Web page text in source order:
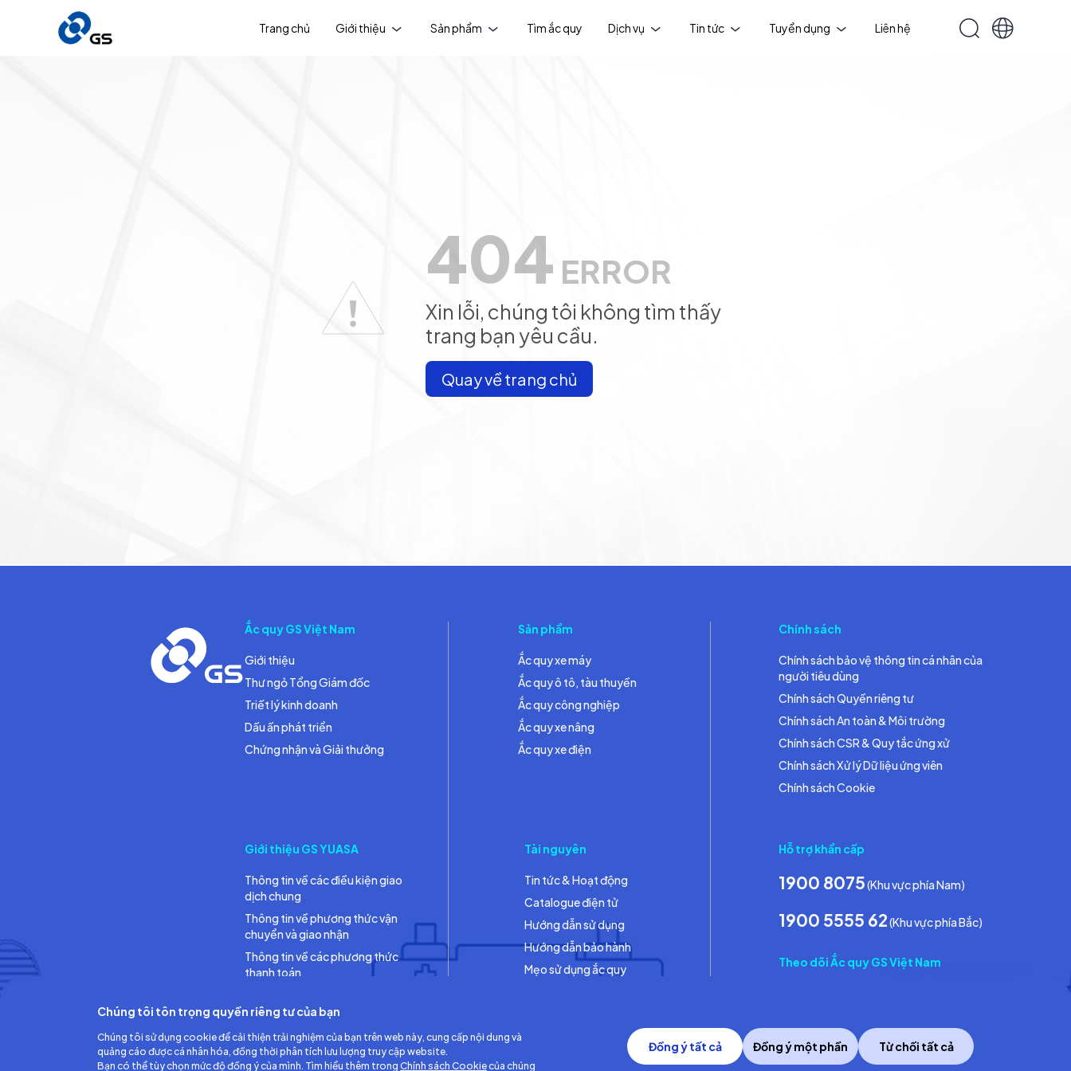
Trang chủ Giới thiệu Sản phẩm Tìm ắc quy Dịch vụ Tin tức Tuyển dụng Liên hệ
404 ERROR
Xin lỗi, chúng tôi không tìm thấy
trang bạn yêu cầu.
Quay về trang chủ
Ắc quy GS Việt Nam
Giới thiệu
Thư ngỏ Tổng Giám đốc
Triết lý kinh doanh
Dấu ấn phát triển
Chứng nhận và Giải thưởng
Sản phẩm
Ắc quy xe máy
Ắc quy ô tô, tàu thuyền
Ắc quy công nghiệp
Ắc quy xe nâng
Ắc quy xe điện
Chính sách
Chính sách bảo vệ thông tin cá nhân của
người tiêu dùng
Chính sách Quyền riêng tư
Chính sách An toàn & Môi trường
Chính sách CSR & Quy tắc ứng xử
Chính sách Xử lý Dữ liệu ứng viên
Chính sách Cookie
Giới thiệu GS YUASA
Thông tin về các điều kiện giao
dịch chung
Thông tin về phương thức vận
chuyển và giao nhận
Thông tin về các phương thức
thanh toán
Tài nguyên
Tin tức & Hoạt động
Catalogue điện tử
Hướng dẫn sử dụng
Hướng dẫn bảo hành
Mẹo sử dụng ắc quy
Hỗ trợ khẩn cấp
1900 8075(Khu vực phía Nam)
1900 5555 62(Khu vực phía Bắc)
Theo dõi Ắc quy GS Việt Nam
Công ty TNHH Ắc quy GS Việt Nam Copyright © 2014 GS Battery Vietnam Co., Ltd
Chúng tôi tôn trọng quyền riêng tư của bạn
Chúng tôi sử dụng cookie để cải thiện trải nghiệm của bạn trên web này, cung cấp nội dung và
quảng cáo được cá nhân hóa, đồng thời phân tích lưu lượng truy cập website.
Bạn có thể tùy chọn mức độ đồng ý của mình. Tìm hiểu thêm trong Chính sách Cookiecủa chúng
Đồng ý tất cả Đồng ý một phần Từ chối tất cả